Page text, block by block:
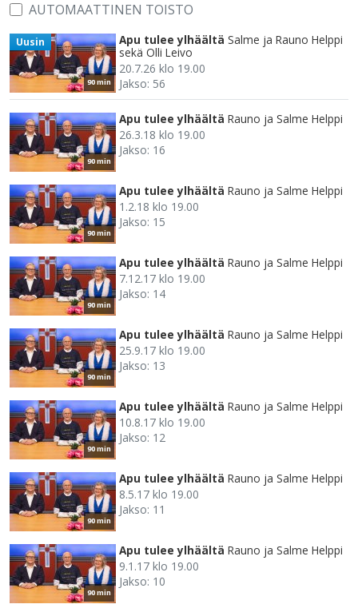
AUTOMAATTINEN TOISTO
90 min
Uusin Apu tulee ylhäältä Salme ja Rauno Helppi
sekä Olli Leivo
20.7.26 klo 19.00
Jakso: 56
90 min
Apu tulee ylhäältä Rauno ja Salme Helppi
26.3.18 klo 19.00
Jakso: 16
90 min
Apu tulee ylhäältä Rauno ja Salme Helppi
1.2.18 klo 19.00
Jakso: 15
90 min
Apu tulee ylhäältä Rauno ja Salme Helppi
7.12.17 klo 19.00
Jakso: 14
90 min
Apu tulee ylhäältä Rauno ja Salme Helppi
25.9.17 klo 19.00
Jakso: 13
90 min
Apu tulee ylhäältä Rauno ja Salme Helppi
10.8.17 klo 19.00
Jakso: 12
90 min
Apu tulee ylhäältä Rauno ja Salme Helppi
8.5.17 klo 19.00
Jakso: 11
90 min
Apu tulee ylhäältä Rauno ja Salme Helppi
9.1.17 klo 19.00
Jakso: 10